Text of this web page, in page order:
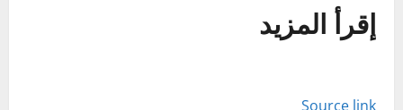
إقرأ المزيد
Source link